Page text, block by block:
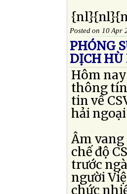
Posted on 10 Apr
PHÓNG
DỊCH HÙ
Hôm
thông tín
tin về
hải
Âm
chế độ
trước
người
chức